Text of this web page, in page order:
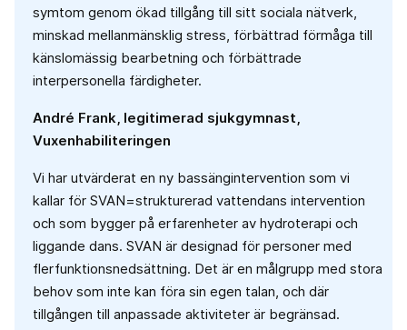
symtom genom ökad tillgång till sitt sociala nätverk,
minskad mellanmänsklig stress, förbättrad förmåga till
känslomässig bearbetning och förbättrade
interpersonella färdigheter.
André Frank, legitimerad sjukgymnast,
Vuxenhabiliteringen
Vi har utvärderat en ny bassängintervention som vi
kallar för SVAN=strukturerad vattendans intervention
och som bygger på erfarenheter av hydroterapi och
liggande dans. SVAN är designad för personer med
flerfunktionsnedsättning. Det är en målgrupp med stora
behov som inte kan föra sin egen talan, och där
tillgången till anpassade aktiviteter är begränsad.